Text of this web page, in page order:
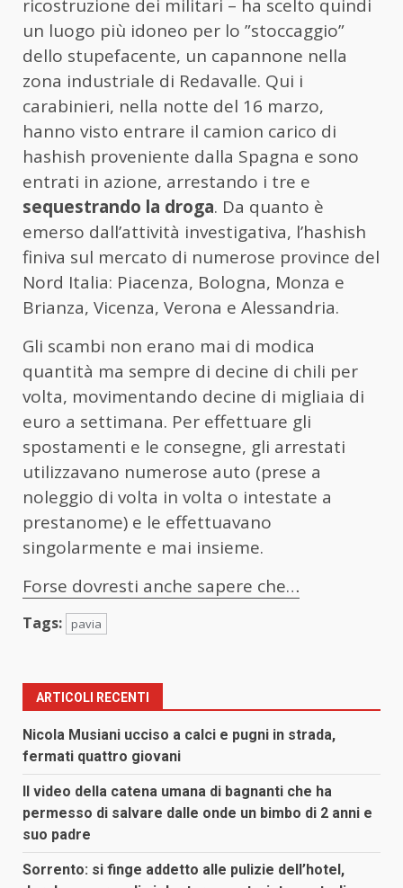
ricostruzione dei militari – ha scelto quindi
un luogo più idoneo per lo ”stoccaggio”
dello stupefacente, un capannone nella
zona industriale di Redavalle. Qui i
carabinieri, nella notte del 16 marzo,
hanno visto entrare il camion carico di
hashish proveniente dalla Spagna e sono
entrati in azione, arrestando i tre e
sequestrando la droga. Da quanto è
emerso dall’attività investigativa, l’hashish
finiva sul mercato di numerose province del
Nord Italia: Piacenza, Bologna, Monza e
Brianza, Vicenza, Verona e Alessandria.
Gli scambi non erano mai di modica
quantità ma sempre di decine di chili per
volta, movimentando decine di migliaia di
euro a settimana. Per effettuare gli
spostamenti e le consegne, gli arrestati
utilizzavano numerose auto (prese a
noleggio di volta in volta o intestate a
prestanome) e le effettuavano
singolarmente e mai insieme.
Forse dovresti anche sapere che…
Tags: pavia
ARTICOLI RECENTI
Nicola Musiani ucciso a calci e pugni in strada,
fermati quattro giovani
Il video della catena umana di bagnanti che ha
permesso di salvare dalle onde un bimbo di 2 anni e
suo padre
Sorrento: si finge addetto alle pulizie dell’hotel,